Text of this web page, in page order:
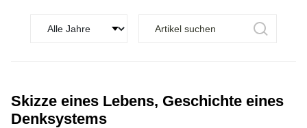
Skizze eines Lebens, Geschichte eines
Denksystems